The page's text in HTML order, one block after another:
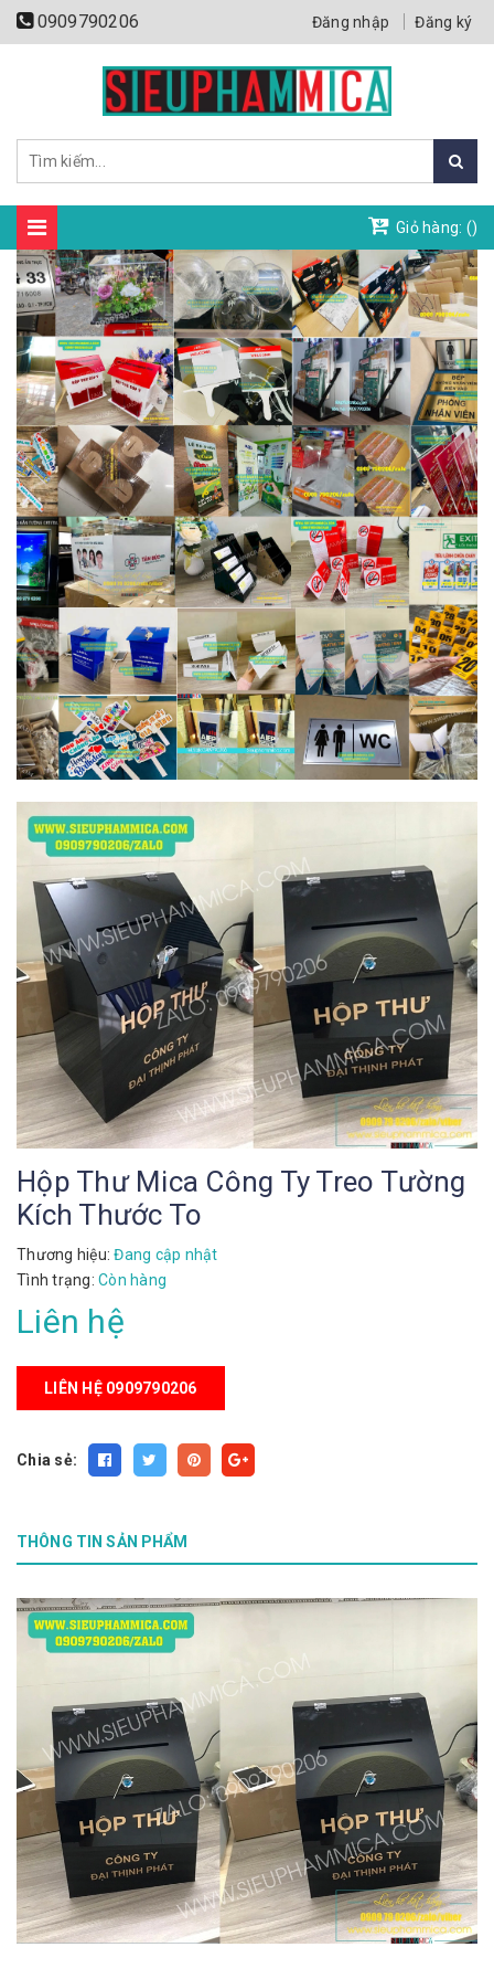
0909790206 Đăng nhập Đăng ký
Giỏ hàng: ()
Hộp Thư Mica Công Ty Treo Tường
Kích Thước To
Thương hiệu: Đang cập nhật
Tình trạng: Còn hàng
Liên hệ
LIÊN HỆ 0909790206
Chia sẻ:
THÔNG TIN SẢN PHẨM